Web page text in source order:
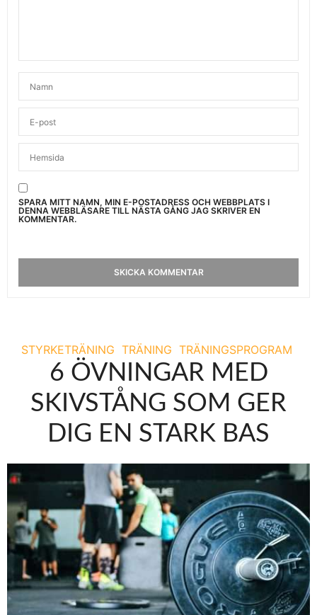
SPARA MITT NAMN, MIN E-POSTADRESS OCH WEBBPLATS I
DENNA WEBBLÄSARE TILL NÄSTA GÅNG JAG SKRIVER EN
KOMMENTAR.
STYRKETRÄNING TRÄNING TRÄNINGSPROGRAM
6 ÖVNINGAR MED
SKIVSTÅNG SOM GER
DIG EN STARK BAS